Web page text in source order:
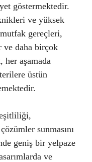
göstermektedir.
ve yüksek
gereçleri,
ve daha birçok
aşamada
üstün
sunmasını
geniş bir yelpaze
ve